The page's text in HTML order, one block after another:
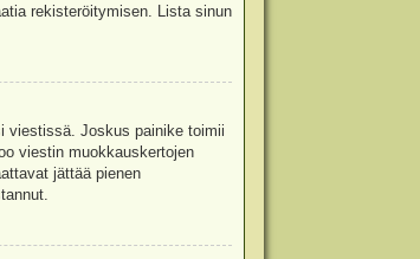
rekisteröitymisen. Lista sinun
viestissä. Joskus painike toimii
viestin muokkauskertojen
jättää pienen